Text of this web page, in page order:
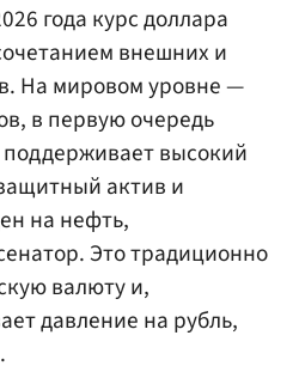
года курс доллара
внешних и
На мировом уровне —
в первую очередь
высокий
актив и
на нефть,
Это традиционно
валюту и,
давление на рубль,